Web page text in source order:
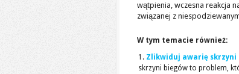
wątpienia, wczesna reakcja
związanej z
W tym temacie również:
Zlikwiduj awarię skrzyni
skrzyni biegów to problem,